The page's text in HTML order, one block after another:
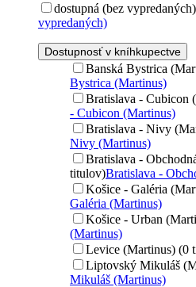
dostupná (bez
vypredaných)
Dostupnosť v kníhkupectve
Banská Bystrica
Bystrica (Martinus)
Bratislava - Cubicon
- Cubicon (Martinus)
Bratislava - Nivy
Nivy (Martinus)
Bratislava -
titulov)Bratislava -
Košice - Galéria
Galéria (Martinus)
Košice - Urban
(Martinus)
Levice (Martinus) (0
Liptovský Mikuláš
Mikuláš (Martinus)